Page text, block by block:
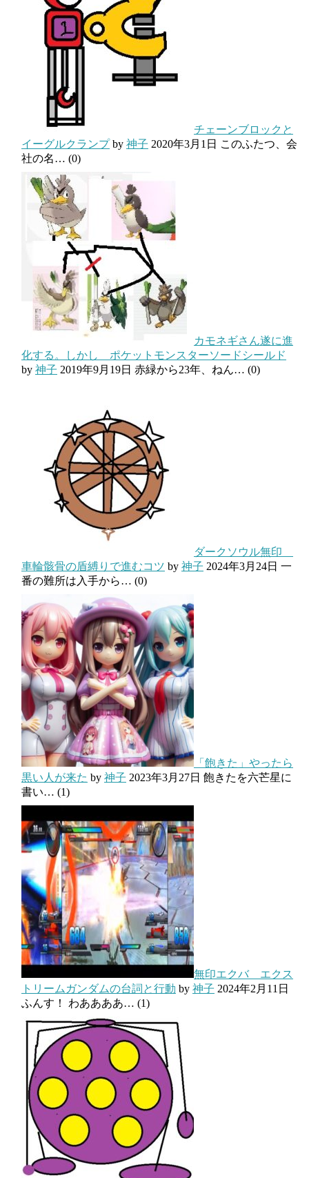
チェーンブロックと
イーグルクランプby 神子 2020年3月1日 このふたつ、会
社の名… (0)
カモネギさん遂に進
化する。しかし ポケットモンスターソードシールド
by 神子 2019年9月19日 赤緑から23年、ねん… (0)
ダークソウル無印
車輪骸骨の盾縛りで進むコツ by 神子 2024年3月24日 一
番の難所は入手から… (0)
「飽きた」やったら
黒い人が来た by 神子 2023年3月27日 飽きたを六芒星に
書い… (1)
無印エクバ エクス
トリームガンダムの台詞と行動 by 神子 2024年2月11日
ふんす！ わああああ… (1)